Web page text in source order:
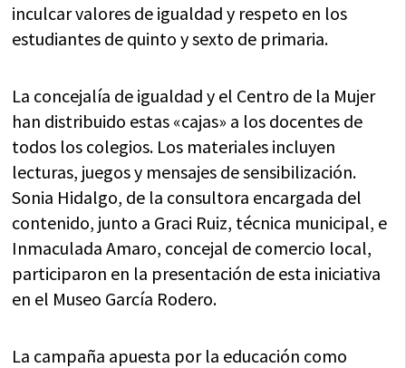
inculcar valores de igualdad y respeto en los
estudiantes de quinto y sexto de primaria.
La concejalía de igualdad y el Centro de la Mujer
han distribuido estas «cajas» a los docentes de
todos los colegios. Los materiales incluyen
lecturas, juegos y mensajes de sensibilización.
Sonia Hidalgo, de la consultora encargada del
contenido, junto a Graci Ruiz, técnica municipal, e
Inmaculada Amaro, concejal de comercio local,
participaron en la presentación de esta iniciativa
en el Museo García Rodero.
La campaña apuesta por la educación como